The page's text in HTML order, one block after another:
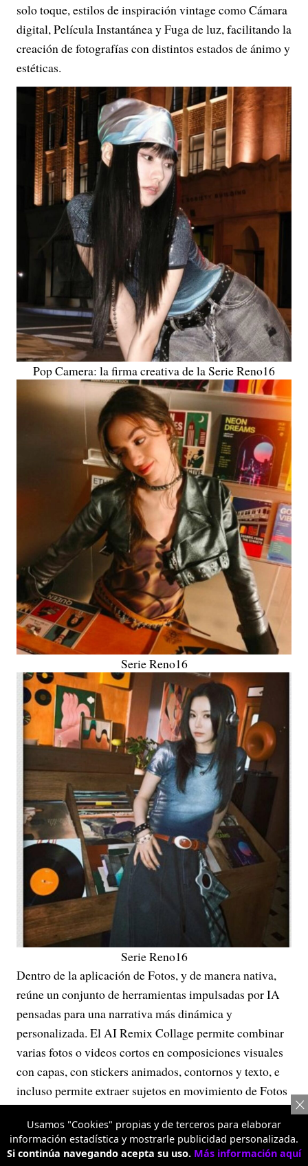
solo toque, estilos de inspiración vintage como Cámara
digital, Película Instantánea y Fuga de luz, facilitando la
creación de fotografías con distintos estados de ánimo y
estéticas.
Pop Camera: la firma creativa de la Serie Reno16
Serie Reno16
Serie Reno16
Dentro de la aplicación de Fotos, y de manera nativa,
reúne un conjunto de herramientas impulsadas por IA
pensadas para una narrativa más dinámica y
personalizada. El AI Remix Collage permite combinar
varias fotos o videos cortos en composiciones visuales
con capas, con stickers animados, contornos y texto, e
incluso permite extraer sujetos en movimiento de Fotos
en Movimiento o videos para usarlos como stickers.
Usamos "Cookies" propias y de terceros para elaborar
información estadística y mostrarle publicidad personalizada.
Si continúa navegando acepta su uso. Más información aquí